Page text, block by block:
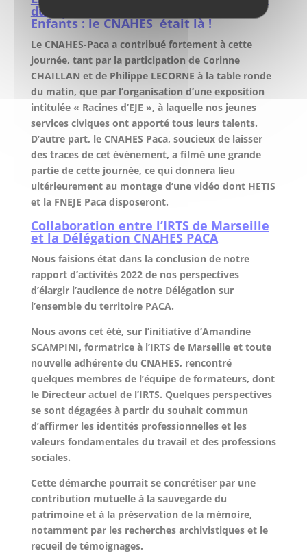
du diplôme d’Educateur de Jeunes
Enfants : le CNAHES était là !
Le CNAHES-Paca a contribué fortement à cette
journée, tant par la participation de Corinne
CHAILLAN et de Philippe LECORNE à la table ronde
du matin, que par l’organisation d’une exposition
intitulée « Racines d’EJE », à laquelle nos jeunes
services civiques ont apporté tous leurs talents.
D’autre part, le CNAHES Paca, soucieux de laisser
des traces de cet évènement, a filmé une grande
partie de cette journée, ce qui donnera lieu
ultérieurement au montage d’une vidéo dont HETIS
et la FNEJE Paca disposeront.
Collaboration entre l’IRTS de Marseille
et la Délégation CNAHES PACA
Nous faisions état dans la conclusion de notre
rapport d’activités 2022 de nos perspectives
d’élargir l’audience de notre Délégation sur
l’ensemble du territoire PACA.
Nous avons cet été, sur l’initiative d’Amandine
SCAMPINI, formatrice à l’IRTS de Marseille et toute
nouvelle adhérente du CNAHES, rencontré
quelques membres de l’équipe de formateurs, dont
le Directeur actuel de l’IRTS. Quelques perspectives
se sont dégagées à partir du souhait commun
d’affirmer lesidentités professionnelles et les
valeurs fondamentales du travail et des professions
sociales.
Cette démarche pourrait se concrétiser par une
contribution mutuelle à la sauvegarde du
patrimoine et à la préservation de la mémoire,
notamment par les recherches archivistiques et le
recueil de témoignages.